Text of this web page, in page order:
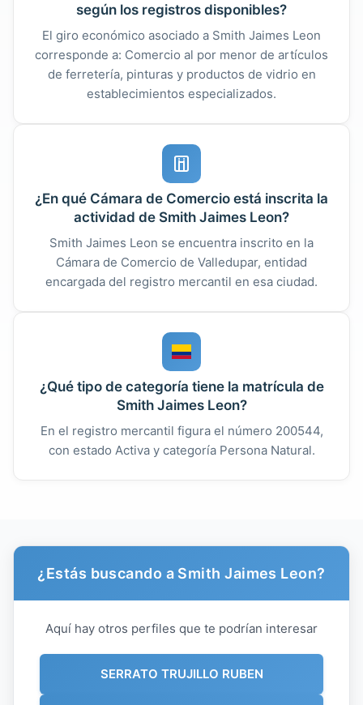
según los registros disponibles?
El giro económico asociado a Smith Jaimes Leon
corresponde a: Comercio al por menor de artículos
de ferretería, pinturas y productos de vidrio en
establecimientos especializados.
¿En qué Cámara de Comercio está inscrita la
actividad de Smith Jaimes Leon?
Smith Jaimes Leon se encuentra inscrito en la
Cámara de Comercio de Valledupar, entidad
encargada del registro mercantil en esa ciudad.
¿Qué tipo de categoría tiene la matrícula de
Smith Jaimes Leon?
En el registro mercantil figura el número 200544,
con estado Activa y categoría Persona Natural.
¿Estás buscando a Smith Jaimes Leon?
Aquí hay otros perfiles que te podrían interesar
SERRATO TRUJILLO RUBEN